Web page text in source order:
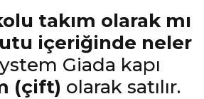
takım olarak mı
içeriğinde neler
Giada kapı
(çift) olarak satılır.